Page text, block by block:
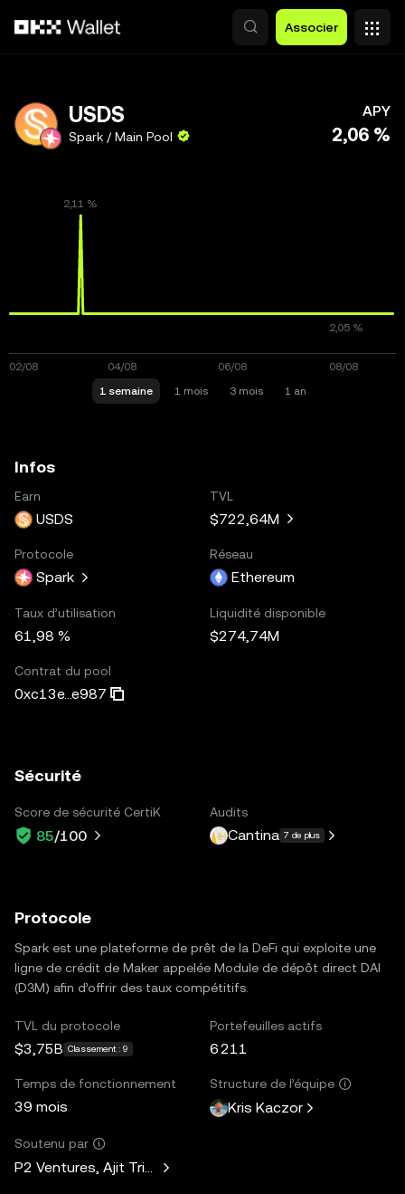
Associer
USDS
Spark / Main Pool
APY
2,06 %
1 semaine 1 mois 3 mois 1 an
Infos
Earn
USDS
TVL
$722,64M
Protocole
Spark
Réseau
Ethereum
Taux d’utilisation
61,98 %
Liquidité disponible
$274,74M
Contrat du pool
0xc13e...e987
Sécurité
Score de sécurité CertiK
85/100
Audits
Cantina 7 de plus
Protocole
Spark est une plateforme de prêt de la DeFi qui exploite une
ligne de crédit de Maker appelée Module de dépôt direct DAI
(D3M) afin d’offrir des taux compétitifs.
TVL du protocole
$3,75B Classement : 9
Portefeuilles actifs
6 211
Temps de fonctionnement
39 mois
Structure de l’équipe
Kris Kaczor
Soutenu par
P2 Ventures, Ajit Tripathi, Unicorn Ventures, Curiosity